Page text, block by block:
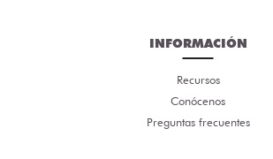
INFORMACIÓN
Recursos
Conócenos
Preguntas frecuentes